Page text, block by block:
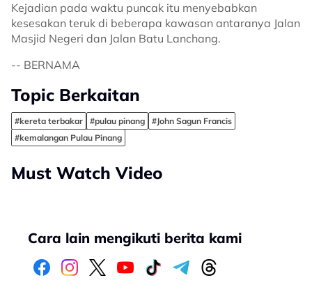
Kejadian pada waktu puncak itu menyebabkan
kesesakan teruk di beberapa kawasan antaranya Jalan
Masjid Negeri dan Jalan Batu Lanchang.
-- BERNAMA
Topic Berkaitan
#kereta terbakar #pulau pinang
#John Sagun Francis
#kemalangan Pulau Pinang
Must Watch Video
Cara lain mengikuti berita kami